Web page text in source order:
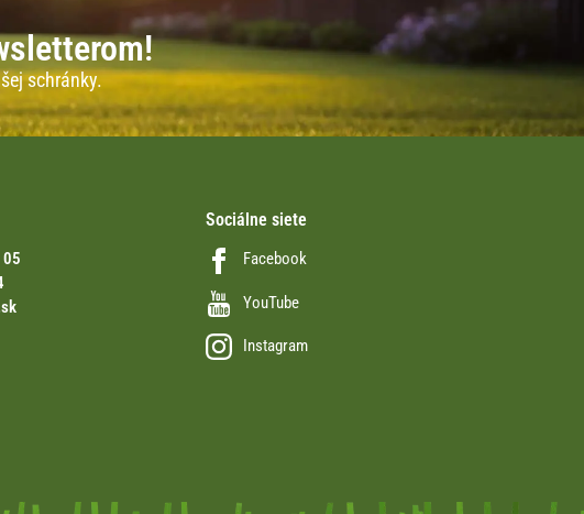
schránky.
Sociálne siete
Facebook
YouTube
Instagram